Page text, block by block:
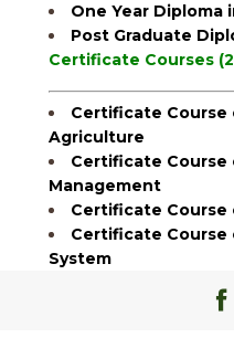
One Year Diploma
Post Graduate
Certificate Courses
Certificate Course
Agriculture
Certificate Course
Management
Certificate Course
Certificate Course
System